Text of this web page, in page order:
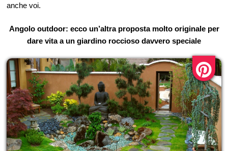
anche voi.
Angolo outdoor: ecco un’altra proposta molto originale per
dare vita a un giardino roccioso davvero speciale